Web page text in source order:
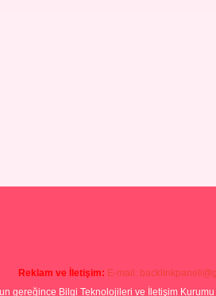
Reklam ve İletişim: E-mail:
gereğince Bilgi Teknolojileri ve İletişim